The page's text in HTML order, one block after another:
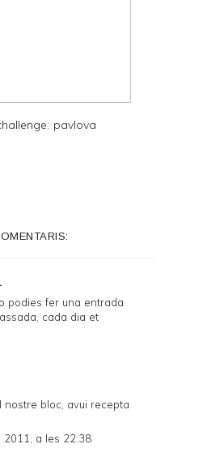
pavlova
podies fer una entrada
cada dia et
nostre bloc, avui recepta
2011, a les 22:38